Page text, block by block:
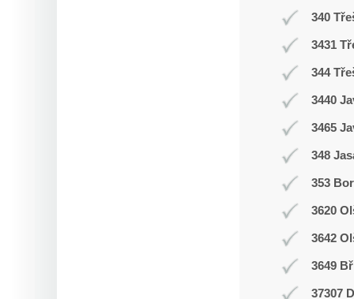
340
3431
344
3440
3465
348
353
3620
3642
3649
37307